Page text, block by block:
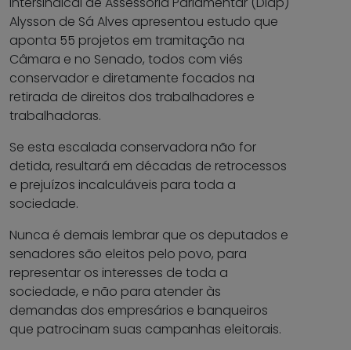
Alysson de Sá Alves apresentou estudo que
aponta 55 projetos em tramitação na
Câmara e no Senado, todos com viés
conservador e diretamente focados na
retirada de direitos dos trabalhadores e
trabalhadoras.
Se esta escalada conservadora não for
detida, resultará em décadas de retrocessos
e prejuízos incalculáveis para toda a
sociedade.
Nunca é demais lembrar que os deputados e
senadores são eleitos pelo povo, para
representar os interesses de toda a
sociedade, e não para atender às
demandas dos empresários e banqueiros
que patrocinam suas campanhas eleitorais.